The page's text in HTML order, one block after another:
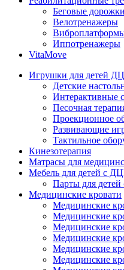
Беговые
Велотренажеры
Иппотренажеры
VitaMove
Игрушки для детей
Детские
Интерактивные
Песочная
Проекционное
Развивающие
Тактильное
Кинезотерапия
Матрасы для
Мебель для детей с
Парты для
Медицинские кровати
Медицинские
Медицинские
Медицинские
Медицинские
Медицинские
Медицинские